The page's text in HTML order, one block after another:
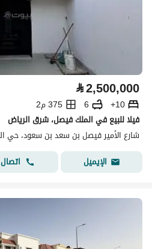
⃁2,500,000
10+
6
375 م2
فيلا للبيع في الملك فيصل، شرق الرياض
الإيميل
اتصال